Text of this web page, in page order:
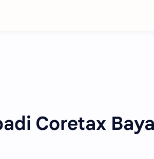
Coretax